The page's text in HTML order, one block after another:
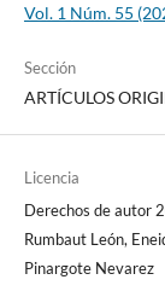
Vol. 1 Núm. 55
Sección
ARTÍCULOS
Licencia
Derechos de autor
Rumbaut León,
Pinargote Nevarez